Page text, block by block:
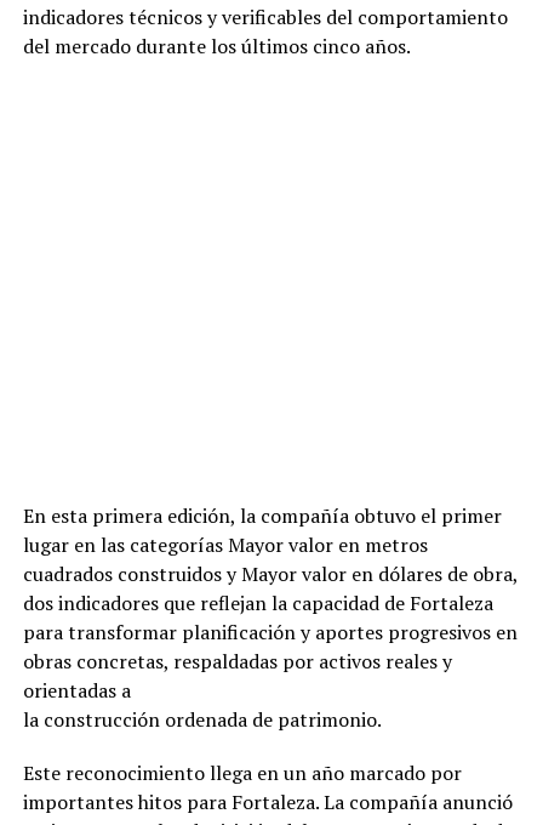
indicadores técnicos y verificables del comportamiento
del mercado durante los últimos cinco años.
En esta primera edición, la compañía obtuvo el primer
lugar en las categorías Mayor valor en metros
cuadrados construidos y Mayor valor en dólares de obra,
dos indicadores que reflejan la capacidad de Fortaleza
para transformar planificación y aportes progresivos en
obras concretas, respaldadas por activos reales y
orientadas a
la construcción ordenada de patrimonio.
Este reconocimiento llega en un año marcado por
importantes hitos para Fortaleza. La compañía anunció